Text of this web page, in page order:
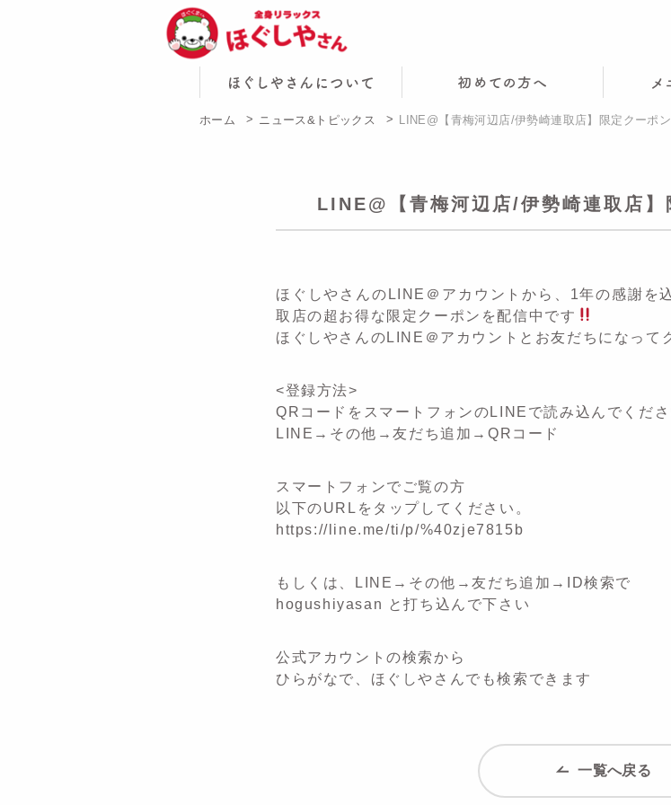
ホーム ニュース&トピックス LINE@【青梅河辺店/伊勢崎連取店】限定クーポ
LINE@【青梅河辺店/伊勢崎連取店
ほぐしやさんのLINE＠アカウントから、1年の感謝を
取店の超お得な限定クーポンを配信中です
ほぐしやさんのLINE＠アカウントとお友だちになって
<登録方法>
QRコードをスマートフォンのLINEで読み込んでくださ
LINE→その他→友だち追加→QRコード
スマートフォンでご覧の方
以下のURLをタップしてください。
https://line.me/ti/p/%40zje7815b
もしくは、LINE→その他→友だち追加→ID検索で
hogushiyasan と打ち込んで下さい
公式アカウントの検索から
ひらがなで、ほぐしやさんでも検索できます
一覧へ戻る